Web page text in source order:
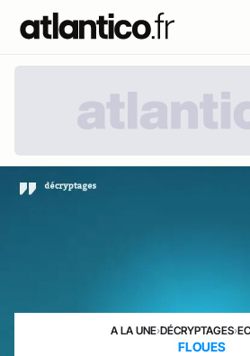
A LA UNE›DÉCRYPTAGES›
FLOUES